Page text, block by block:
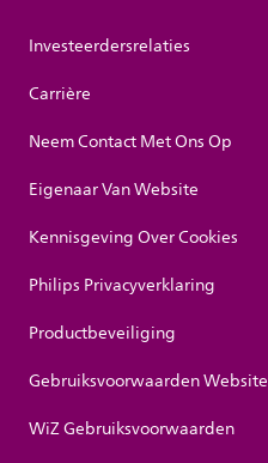
Investeerdersrelaties
Carrière
Neem Contact Met Ons Op
Eigenaar Van Website
Kennisgeving Over Cookies
Philips Privacyverklaring
Productbeveiliging
Gebruiksvoorwaarden Website
WiZ Gebruiksvoorwaarden